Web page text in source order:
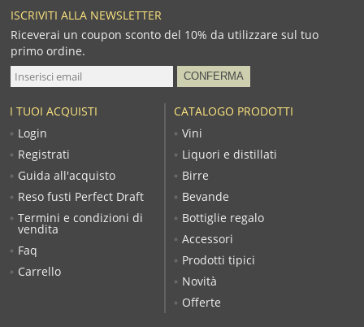
ISCRIVITI ALLA NEWSLETTER
Riceverai un coupon sconto del 10% da utilizzare sul tuo
primo ordine.
CATALOGO PRODOTTI
Vini
Liquori e distillati
Birre
Bevande
Bottiglie regalo
Accessori
Prodotti tipici
Novità
Offerte
I TUOI ACQUISTI
Login
Registrati
Guida all'acquisto
Reso fusti Perfect Draft
Termini e condizioni di
vendita
Faq
Carrello